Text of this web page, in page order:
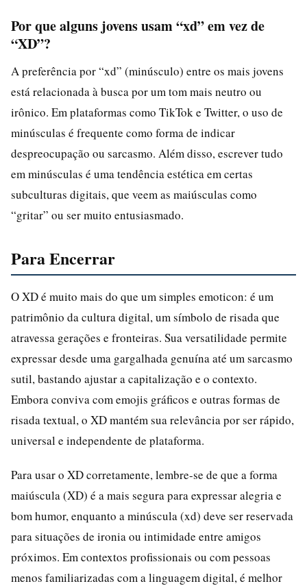
Por que alguns jovens usam “xd” em vez de
“XD”?
A preferência por “xd” (minúsculo) entre os mais jovens
está relacionada à busca por um tom mais neutro ou
irônico. Em plataformas como TikTok e Twitter, o uso de
minúsculas é frequente como forma de indicar
despreocupação ou sarcasmo. Além disso, escrever tudo
em minúsculas é uma tendência estética em certas
subculturas digitais, que veem as maiúsculas como
“gritar” ou ser muito entusiasmado.
Para Encerrar
O XD é muito mais do que um simples emoticon: é um
patrimônio da cultura digital, um símbolo de risada que
atravessa gerações e fronteiras. Sua versatilidade permite
expressar desde uma gargalhada genuína até um sarcasmo
sutil, bastando ajustar a capitalização e o contexto.
Embora conviva com emojis gráficos e outras formas de
risada textual, o XD mantém sua relevância por ser rápido,
universal e independente de plataforma.
Para usar o XD corretamente, lembre-se de que a forma
maiúscula (XD) é a mais segura para expressar alegria e
bom humor, enquanto a minúscula (xd) deve ser reservada
para situações de ironia ou intimidade entre amigos
próximos. Em contextos profissionais ou com pessoas
menos familiarizadas com a linguagem digital, é melhor